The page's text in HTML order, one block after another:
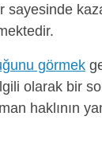
sayesinde
görmek
olarak bir
haklının